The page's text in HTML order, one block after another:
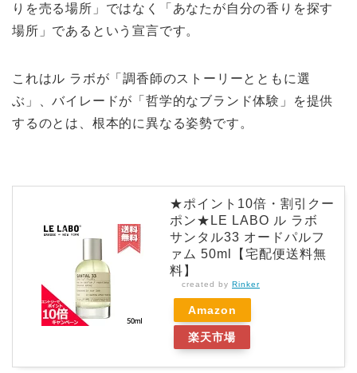
りを売る場所」ではなく「あなたが自分の香りを探す
場所」であるという宣言です。
これはル ラボが「調香師のストーリーとともに選
ぶ」、バイレードが「哲学的なブランド体験」を提供
するのとは、根本的に異なる姿勢です。
★ポイント10倍・割引クー
ポン★LE LABO ル ラボ
サンタル33 オードパルフ
ァム 50ml【宅配便送料無
料】
created by Rinker
Amazon
楽天市場